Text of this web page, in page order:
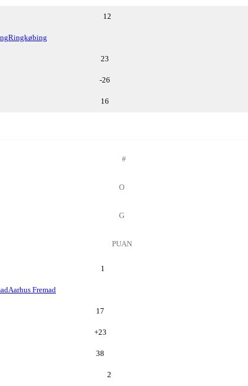
12
Ringkøbing
23
-26
16
#
O
G
PUAN
1
Aarhus Fremad
17
+23
38
2